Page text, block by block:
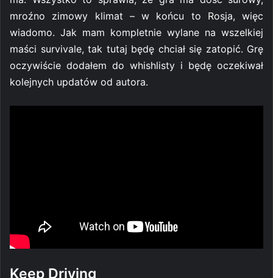
mroźno zimowy klimat – w końcu to Rosja, więc
wiadomo. Jak mam kompletnie wylane na wszelkiej
maści survivale, tak tutaj będę chciał się zatopić. Grę
oczywiście dodałem do whishlisty i będę oczekiwał
kolejnych updatów od autora.
Keep Driving